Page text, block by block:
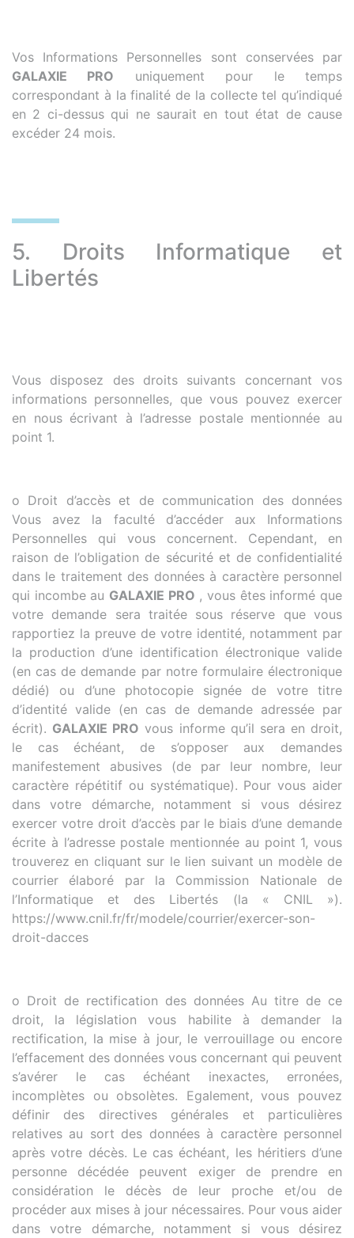
Vos Informations Personnelles sont conservées par
GALAXIE PRO uniquement pour le temps
correspondant à la finalité de la collecte tel qu’indiqué
en 2 ci-dessus qui ne saurait en tout état de cause
excéder 24 mois.
5. Droits Informatique et
Libertés
Vous disposez des droits suivants concernant vos
informations personnelles, que vous pouvez exercer
en nous écrivant à l’adresse postale mentionnée au
point 1.
o Droit d’accès et de communication des données
Vous avez la faculté d’accéder aux Informations
Personnelles qui vous concernent. Cependant, en
raison de l’obligation de sécurité et de confidentialité
dans le traitement des données à caractère personnel
qui incombe au GALAXIE PRO , vous êtes informé que
votre demande sera traitée sous réserve que vous
rapportiez la preuve de votre identité, notamment par
la production d’une identification électronique valide
(en cas de demande par notre formulaire électronique
dédié) ou d’une photocopie signée de votre titre
d’identité valide (en cas de demande adressée par
écrit). GALAXIE PRO vous informe qu’il sera en droit,
le cas échéant, de s’opposer aux demandes
manifestement abusives (de par leur nombre, leur
caractère répétitif ou systématique). Pour vous aider
dans votre démarche, notamment si vous désirez
exercer votre droit d’accès par le biais d’une demande
écrite à l’adresse postale mentionnée au point 1, vous
trouverez en cliquant sur le lien suivant un modèle de
courrier élaboré par la Commission Nationale de
l’Informatique et des Libertés (la « CNIL »).
https://www.cnil.fr/fr/modele/courrier/exercer-son-
droit-dacces
o Droit de rectification des données Au titre de ce
droit, la législation vous habilite à demander la
rectification, la mise à jour, le verrouillage ou encore
l’effacement des données vous concernant qui peuvent
s’avérer le cas échéant inexactes, erronées,
incomplètes ou obsolètes. Egalement, vous pouvez
définir des directives générales et particulières
relatives au sort des données à caractère personnel
après votre décès. Le cas échéant, les héritiers d’une
personne décédée peuvent exiger de prendre en
considération le décès de leur proche et/ou de
procéder aux mises à jour nécessaires. Pour vous aider
dans votre démarche, notamment si vous désirez